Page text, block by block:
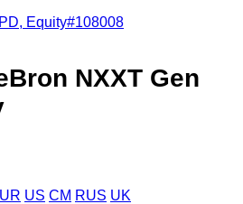
NXXT Gen
US CM RUS UK